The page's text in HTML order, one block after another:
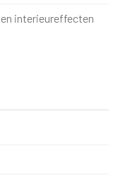
interieureffecten